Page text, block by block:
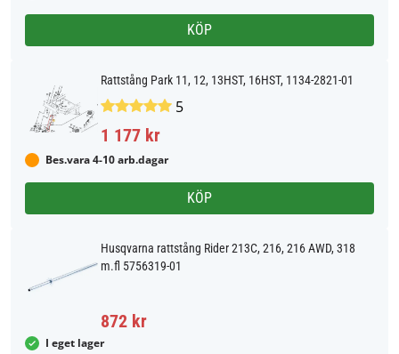
KÖP
Rattstång Park 11, 12, 13HST, 16HST, 1134-2821-01
5
1 177 kr
Bes.vara 4-10 arb.dagar
KÖP
Husqvarna rattstång Rider 213C, 216, 216 AWD, 318
m.fl 5756319-01
872 kr
I eget lager